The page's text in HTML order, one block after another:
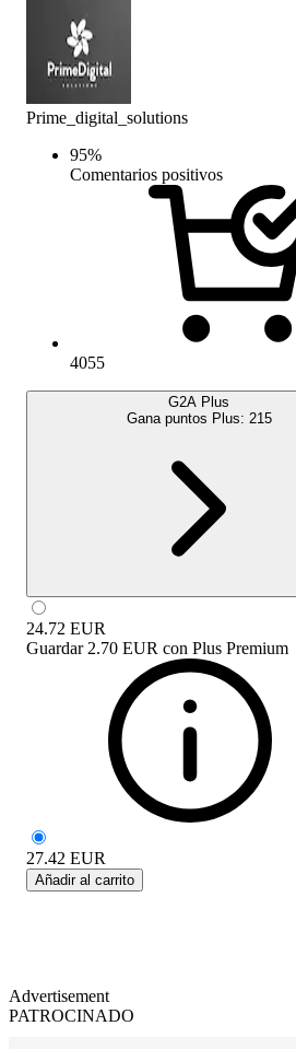
Prime_digital_solutions
95%
Comentarios positivos
4055
G2A Plus
Gana puntos Plus: 215
24.72 EUR
Guardar 2.70 EUR con Plus Premium
27.42 EUR
Añadir al carrito
Advertisement
PATROCINADO